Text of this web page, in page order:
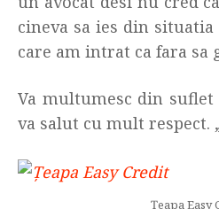
cineva sa ies din
care am intrat ca fara sa
Va multumesc din
va salut cu mult respect.
Țeapa Easy